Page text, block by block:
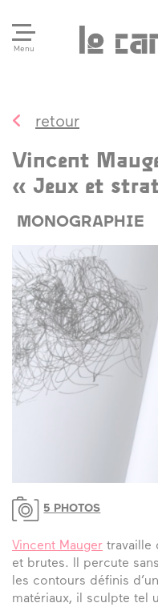
Menu
retour
Vincent
« Jeux et
MONOGRAPHIE
5 PHOTOS
Vincent Mauger travaille
et brutes. Il percute
les contours définis
matériaux, il sculpte tel